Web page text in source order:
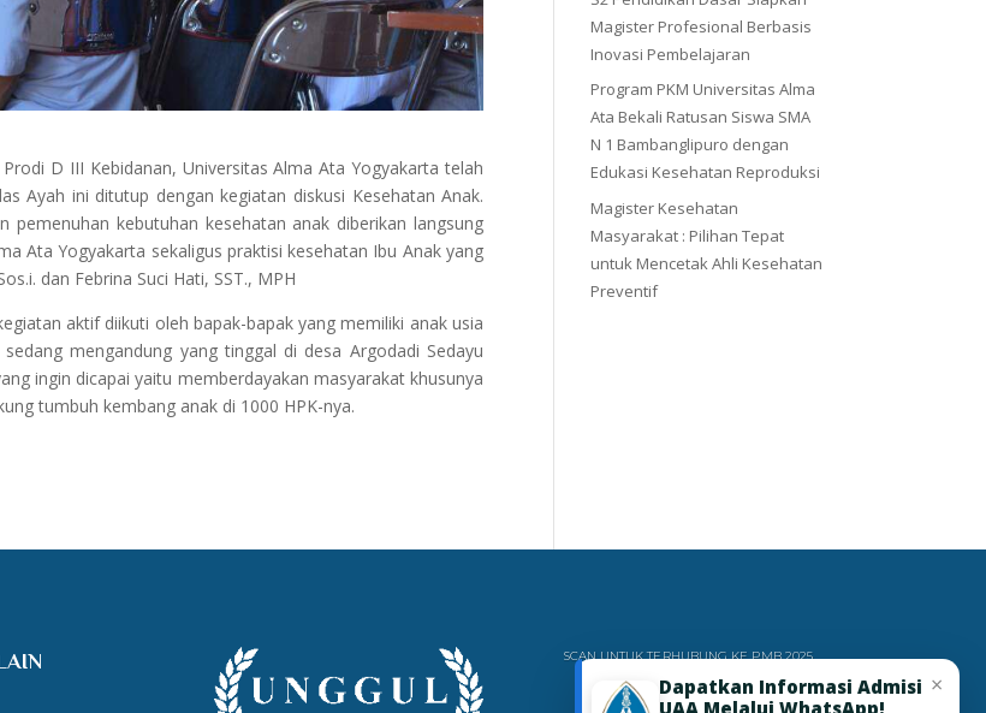
D III Kebidanan, Universitas Alma Ata Yogyakarta telah
Ayah ini ditutup dengan kegiatan diskusi Kesehatan Anak.
kebutuhan kesehatan anak diberikan langsung
Ata Yogyakarta sekaligus praktisi kesehatan Ibu Anak yang
dan Febrina Suci Hati, SST., MPH
aktif diikuti oleh bapak-bapak yang memiliki anak usia
mengandung yang tinggal di desa Argodadi Sedayu
ingin dicapai yaitu memberdayakan masyarakat khusunya
tumbuh kembang anak di 1000 HPK-nya.
Magister Profesional Berbasis
Inovasi Pembelajaran
Program PKM Universitas Alma
Ata Bekali Ratusan Siswa SMA
N 1 Bambanglipuro dengan
Edukasi Kesehatan Reproduksi
Magister Kesehatan
Masyarakat : Pilihan Tepat
untuk Mencetak Ahli Kesehatan
Preventif
SCAN UNTUK TERHUBUNG KE PMB 2025
×
Dapatkan Informasi Admisi
UAA Melalui WhatsApp!